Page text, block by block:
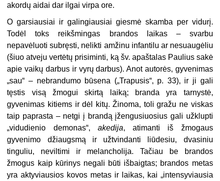
akordų aidai dar ilgai virpa ore.
O garsiausiai ir galingiausiai giesmė skamba per vidurį.
Todėl toks reikšmingas brandos laikas – svarbu
nepavėluoti subręsti, nelikti amžinu infantilu ar nesuaugėliu
(šiuo atveju vertėtų prisiminti, ką šv. apaštalas Paulius sakė
apie vaikų darbus ir vyrų darbus). Anot autorės, gyvenimas
„sau“ – nebrandumo būsena („Trapusis“, p. 33), ir ji gali
tęstis visą žmogui skirtą laiką; branda yra tarnystė,
gyvenimas kitiems ir dėl kitų. Žinoma, toli gražu ne viskas
taip paprasta – netgi į brandą įžengusiuosius gali užklupti
„vidudienio demonas“, akedija,
atimanti iš žmogaus
gyvenimo džiaugsmą ir užtvindanti liūdesiu, dvasiniu
tinguliu, neviltimi ir melancholija. Tačiau be brandos
žmogus kaip kūrinys negali būti išbaigtas; brandos metas
yra aktyviausios kovos metas ir laikas, kai „intensyviausia